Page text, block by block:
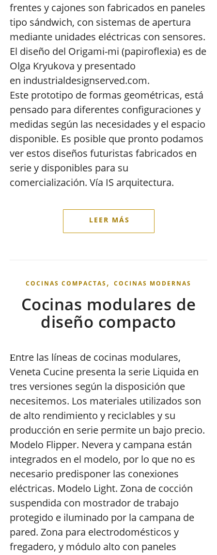
frentes y cajones son fabricados en paneles
tipo sándwich, con sistemas de apertura
mediante unidades eléctricas con sensores.
El diseño del Origami-mi (papiroflexia) es de
Olga Kryukova y presentado
en industrialdesignserved.com.
Este prototipo de formas geométricas, está
pensado para diferentes configuraciones y
medidas según las necesidades y el espacio
disponible. Es posible que pronto podamos
ver estos diseños futuristas fabricados en
serie y disponibles para su
comercialización. Vía IS arquitectura.
COCINAS COMPACTAS, COCINAS MODERNAS
Cocinas modulares de
diseño compacto
Entre las líneas de cocinas modulares,
Veneta Cucine presenta la serie Liquida en
tres versiones según la disposición que
necesitemos. Los materiales utilizados son
de alto rendimiento y reciclables y su
producción en serie permite un bajo precio.
Modelo Flipper. Nevera y campana están
integrados en el modelo, por lo que no es
necesario predisponer las conexiones
eléctricas. Modelo Light. Zona de cocción
suspendida con mostrador de trabajo
protegido e iluminado por la campana de
pared. Zona para electrodomésticos y
fregadero, y módulo alto con paneles